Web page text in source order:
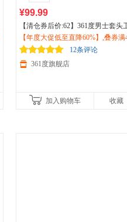
¥99.99
【清仓券后价:62】361度男士套头
衣2026秋季休闲舒适百搭圆领休闲
动上衣652534802V
【年度大促低至直降60%】,叠券满
减150/600减230,立即抢购！
12条评论
361度旗舰店
加入购物车 收藏